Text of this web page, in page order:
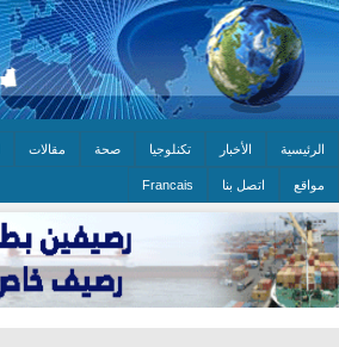
الرئيسية الأخبار تكنلوجيا صحة مقالات
مواقع اتصل بنا Francais